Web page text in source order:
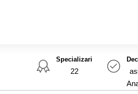
Specializari
22